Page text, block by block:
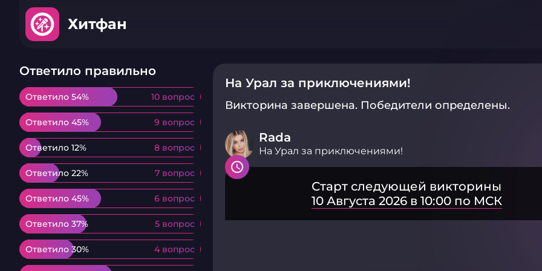
Хитфан
Ответило правильно
Ответило 54% 10 вопрос
Ответило 54% 10 вопрос
Ответило 45% 9 вопрос
Ответило 45% 9 вопрос
Ответило 12% 8 вопрос
Ответило 12% 8 вопрос
Ответило 22% 7 вопрос
Ответило 22% 7 вопрос
Ответило 45% 6 вопрос
Ответило 45% 6 вопрос
Ответило 37% 5 вопрос
Ответило 37% 5 вопрос
Ответило 30% 4 вопрос
Ответило 30% 4 вопрос
На Урал за приключениями!
Викторина завершена. Победители определены.
Rada
На Урал за приключениями!
Старт следующей викторины
10 Августа 2026 в 10:00 по МСК